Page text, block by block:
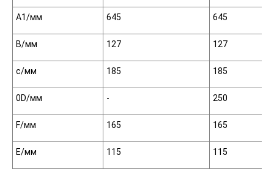
А1/мм 645 645
В/мм 127 127
с/мм 185 185
0D/мм - 250
F/мм 165 165
Е/мм 115 115